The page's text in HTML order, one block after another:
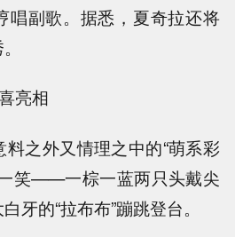
唱副歌。据悉，夏奇拉还将
亮相
之外又情理之中的“萌系彩
笑——一棕一蓝两只头戴尖
牙的“拉布布”蹦跳登台。